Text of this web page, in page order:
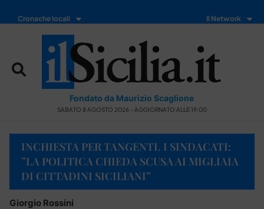
Cronache locali Il Network
Fondato da Maurizio Scaglione
SABATO 8 AGOSTO 2026 - AGGIORNATO ALLE 19:00
INCHIESTA PER TANGENTI. I SINDACATI:
”LA POLITICA CHIEDA SCUSA AI MIGLIAIA
DI CITTADINI SICILIANI”
Giorgio Rossini